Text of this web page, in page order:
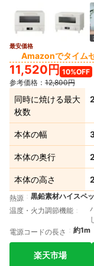
最安価格
Amazonでタイム
11,520円 10%OFF
参考価格： 12,800円
同時に焼ける最大
枚数
本体の幅
本体の奥行
本体の高さ
熱源 黒鉛素材ハイスペ
温度・火力調節機能
電源コードの長さ 約1m
楽天市場